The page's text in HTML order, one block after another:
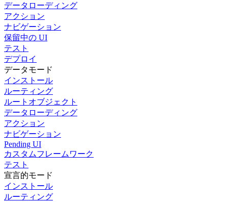
データローディング
アクション
ナビゲーション
保留中の UI
テスト
デプロイ
データモード
インストール
ルーティング
ルートオブジェクト
データローディング
アクション
ナビゲーション
Pending UI
カスタムフレームワーク
テスト
宣言的モード
インストール
ルーティング